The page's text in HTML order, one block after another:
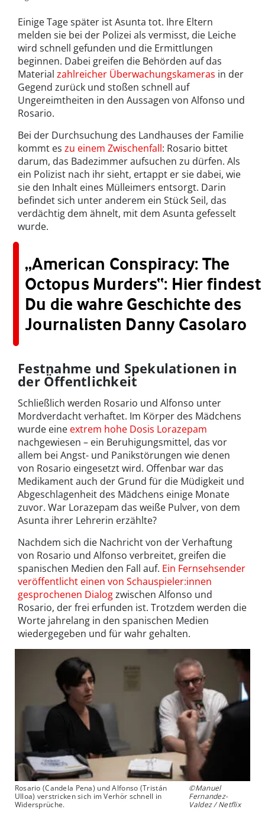
Einige Tage später ist Asunta tot. Ihre Eltern
melden sie bei der Polizei als vermisst, die Leiche
wird schnell gefunden und die Ermittlungen
beginnen. Dabei greifen die Behörden auf das
Material zahlreicher Überwachungskameras in der
Gegend zurück und stoßen schnell auf
Ungereimtheiten in den Aussagen von Alfonso und
Rosario.
Bei der Durchsuchung des Landhauses der Familie
kommt es zu einem Zwischenfall: Rosario bittet
darum, das Badezimmer aufsuchen zu dürfen. Als
ein Polizist nach ihr sieht, ertappt er sie dabei, wie
sie den Inhalt eines Mülleimers entsorgt. Darin
befindet sich unter anderem ein Stück Seil, das
verdächtig dem ähnelt, mit dem Asunta gefesselt
wurde.
„American Conspiracy: The
Octopus Murders“: Hier findest
Du die wahre Geschichte des
Journalisten Danny Casolaro
Festnahme und Spekulationen in
der Öffentlichkeit
Schließlich werden Rosario und Alfonso unter
Mordverdacht verhaftet. Im Körper des Mädchens
wurde eine extrem hohe Dosis Lorazepam
nachgewiesen – ein Beruhigungsmittel, das vor
allem bei Angst- und Panikstörungen wie denen
von Rosario eingesetzt wird. Offenbar war das
Medikament auch der Grund für die Müdigkeit und
Abgeschlagenheit des Mädchens einige Monate
zuvor. War Lorazepam das weiße Pulver, von dem
Asunta ihrer Lehrerin erzählte?
Nachdem sich die Nachricht von der Verhaftung
von Rosario und Alfonso verbreitet, greifen die
spanischen Medien den Fall auf. Ein Fernsehsender
veröffentlicht einen von Schauspieler:innen
gesprochenen Dialogzwischen Alfonso und
Rosario, der frei erfunden ist. Trotzdem werden die
Worte jahrelang in den spanischen Medien
wiedergegeben und für wahr gehalten.
Rosario (Candela Pena) und Alfonso (Tristán
Ulloa) verstricken sich im Verhör schnell in
Widersprüche.
©Manuel
Fernandez-
Valdez / Netflix